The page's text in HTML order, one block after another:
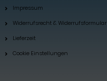
Impressum
Widerrufsrecht & Widerrufsformular
Lieferzeit
Cookie Einstellungen